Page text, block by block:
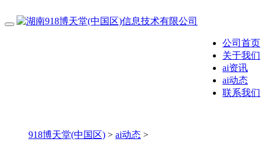
公司首页
关于我们
ai资讯
ai动态
联系我们
918博天堂(中国区) > ai动态 >